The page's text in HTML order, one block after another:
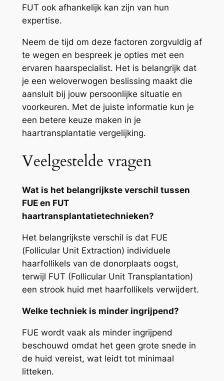
FUT ook afhankelijk kan zijn van hun
expertise.
Neem de tijd om deze factoren zorgvuldig af
te wegen en bespreek je opties met een
ervaren haarspecialist. Het is belangrijk dat
je een weloverwogen beslissing maakt die
aansluit bij jouw persoonlijke situatie en
voorkeuren. Met de juiste informatie kun je
een betere keuze maken in je
haartransplantatie vergelijking.
Veelgestelde vragen
Wat is het belangrijkste verschil tussen
FUE en FUT
haartransplantatietechnieken?
Het belangrijkste verschil is dat FUE
(Follicular Unit Extraction) individuele
haarfollikels van de donorplaats oogst,
terwijl FUT (Follicular Unit Transplantation)
een strook huid met haarfollikels verwijdert.
Welke techniek is minder ingrijpend?
FUE wordt vaak als minder ingrijpend
beschouwd omdat het geen grote snede in
de huid vereist, wat leidt tot minimaal
litteken.